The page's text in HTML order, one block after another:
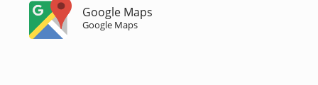
Google Maps
Google Maps